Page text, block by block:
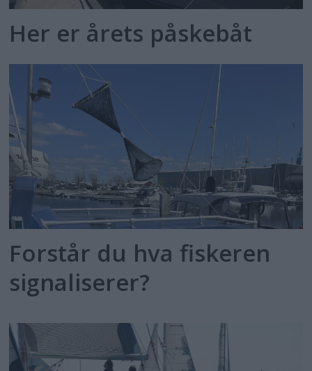
Her er årets påskebåt
Forstår du hva fiskeren
signaliserer?